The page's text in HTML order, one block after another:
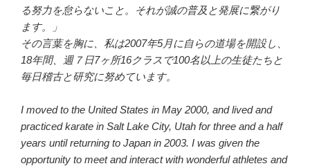
る努力を怠らないこと。それが誠の普及と発展に繋がり
ます。」
その言葉を胸に、私は2007年5月に自らの道場を開設し、
18年間、週７日7ヶ所16クラスで100名以上の生徒たちと
毎日稽古と研究に努めています。
I moved to the United States in May 2000, and lived and
practiced karate in Salt Lake City, Utah for three and a half
years until returning to Japan in 2003. I was given the
opportunity to meet and interact with wonderful athletes and